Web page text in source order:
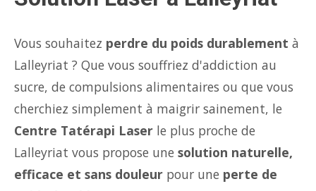
Vous souhaitez perdre du poids durablement à
Lalleyriat ? Que vous souffriez d'addiction au
sucre, de compulsions alimentaires ou que vous
cherchiez simplement à maigrir sainement, le
Centre Tatérapi Laser le plus proche de
Lalleyriat vous propose une solution naturelle,
efficace et sans douleur pour une perte de